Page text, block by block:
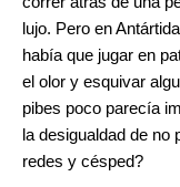
lujo. Pero en
había que jugar en
el olor y esquivar
pibes poco parecía
la desigualdad de no
redes y césped?